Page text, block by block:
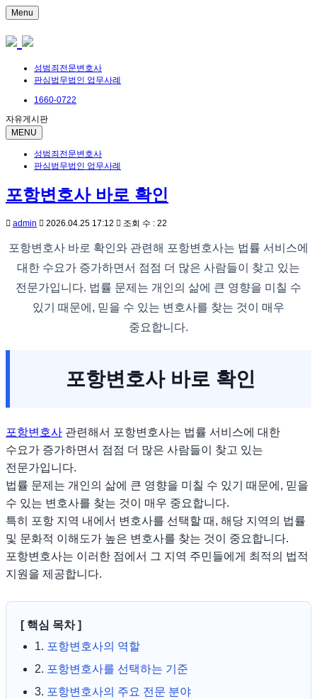
Menu
성범죄전문변호사
판심법무법인 업무사례
1660-0722
자유게시판
MENU
성범죄전문변호사
판심법무법인 업무사례
포항변호사 바로 확인
admin 2026.04.25 17:12 조회 수 : 22
포항변호사 바로 확인와 관련해 포항변호사는 법률 서비스에
대한 수요가 증가하면서 점점 더 많은 사람들이 찾고 있는
전문가입니다. 법률 문제는 개인의 삶에 큰 영향을 미칠 수
있기 때문에, 믿을 수 있는 변호사를 찾는 것이 매우
중요합니다.
포항변호사 바로 확인
포항변호사 관련해서 포항변호사는 법률 서비스에 대한
수요가 증가하면서 점점 더 많은 사람들이 찾고 있는
전문가입니다.
법률 문제는 개인의 삶에 큰 영향을 미칠 수 있기 때문에, 믿을
수 있는 변호사를 찾는 것이 매우 중요합니다.
특히 포항 지역 내에서 변호사를 선택할 때, 해당 지역의 법률
및 문화적 이해도가 높은 변호사를 찾는 것이 중요합니다.
포항변호사는 이러한 점에서 그 지역 주민들에게 최적의 법적
지원을 제공합니다.
[ 핵심 목차 ]
1. 포항변호사의 역할
2. 포항변호사를 선택하는 기준
3. 포항변호사의 주요 전문 분야